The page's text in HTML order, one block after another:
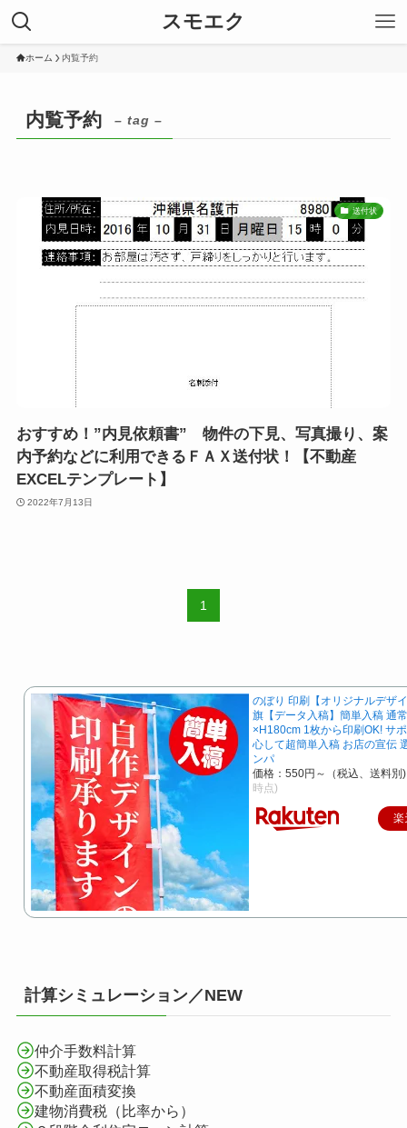
スモエク
ホーム 内覧予約
内覧予約 – tag –
送付状
おすすめ！”内見依頼書” 物件の下見、写真撮り、案
内予約などに利用できるＦＡＸ送付状！【不動産
EXCELテンプレート】
2022年7月13日
1
のぼり 印刷【オリジナルデザ
旗【データ入稿】簡単入稿 通
×H180cm 1枚から印刷OK! サ
心して超簡単入稿 お店の宣伝
ンパ
価格：550円～（税込、送料別)
時点)
楽
計算シミュレーション／NEW
仲介手数料計算
不動産取得税計算
不動産面積変換
建物消費税（比率から）